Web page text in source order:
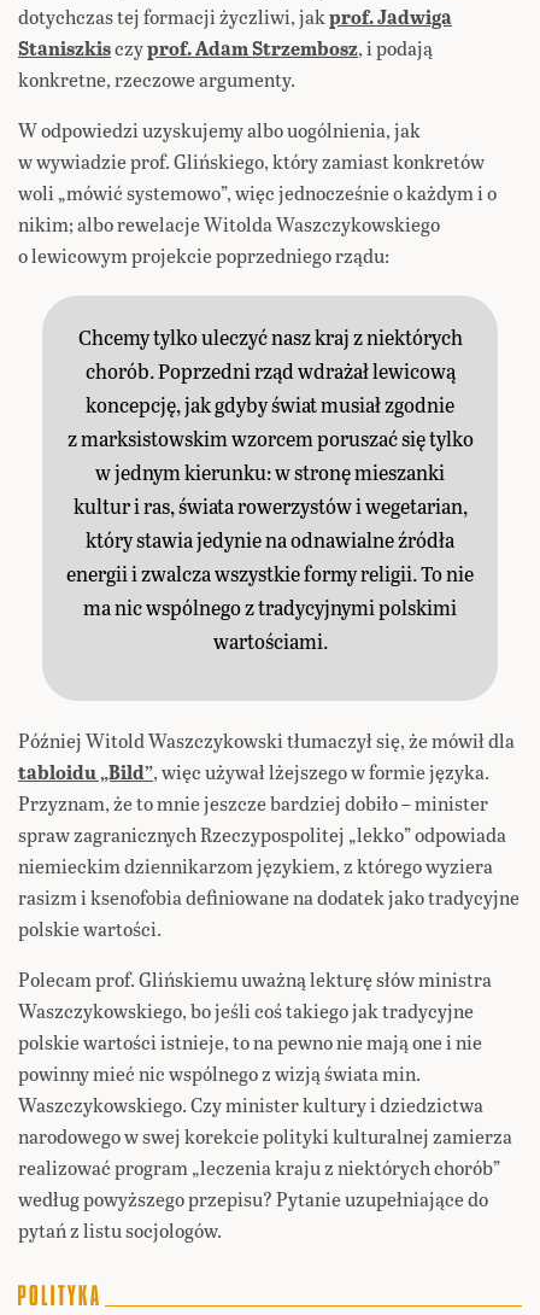
dotychczas tej formacji życzliwi, jakprof. Jadwiga
Staniszkisczyprof. Adam Strzembosz, i podają
konkretne, rzeczowe argumenty.
W odpowiedzi uzyskujemy albo uogólnienia, jak
w wywiadzie prof. Glińskiego, który zamiast konkretów
woli „mówić systemowo”, więc jednocześnie o każdym i o
nikim; albo rewelacje Witolda Waszczykowskiego
o lewicowym projekcie poprzedniego rządu:
Chcemy tylko uleczyć nasz kraj z niektórych
chorób. Poprzedni rząd wdrażał lewicową
koncepcję, jak gdyby świat musiał zgodnie
z marksistowskim wzorcem poruszać się tylko
w jednym kierunku: w stronę mieszanki
kultur i ras, świata rowerzystów i wegetarian,
który stawia jedynie na odnawialne źródła
energii i zwalcza wszystkie formy religii. To nie
ma nic wspólnego z tradycyjnymi polskimi
wartościami.
Później Witold Waszczykowski tłumaczył się, że mówił dla
tabloidu „Bild”, więc używał lżejszego w formie języka.
Przyznam, że to mnie jeszcze bardziej dobiło – minister
spraw zagranicznych Rzeczypospolitej „lekko” odpowiada
niemieckim dziennikarzom językiem, z którego wyziera
rasizm i ksenofobia definiowane na dodatek jako tradycyjne
polskie wartości.
Polecam prof. Glińskiemu uważną lekturę słów ministra
Waszczykowskiego, bo jeśli coś takiego jak tradycyjne
polskie wartości istnieje, to na pewno nie mają one i nie
powinny mieć nic wspólnego z wizją świata min.
Waszczykowskiego. Czy minister kultury i dziedzictwa
narodowego w swej korekcie polityki kulturalnej zamierza
realizować program „leczenia kraju z niektórych chorób”
według powyższego przepisu? Pytanie uzupełniające do
pytań z listu socjologów.